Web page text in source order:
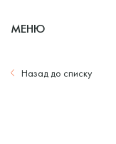
МЕНЮ
Назад до списку